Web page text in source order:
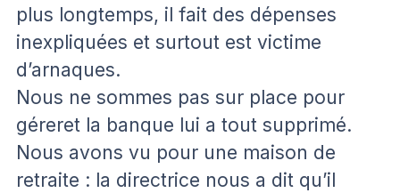
plus longtemps, il fait des dépenses
inexpliquées et surtout est victime
d’arnaques.
Nous ne sommes pas sur place pour
géreret la banque lui a tout supprimé.
Nous avons vu pour une maison de
retraite : la directrice nous a dit qu’il